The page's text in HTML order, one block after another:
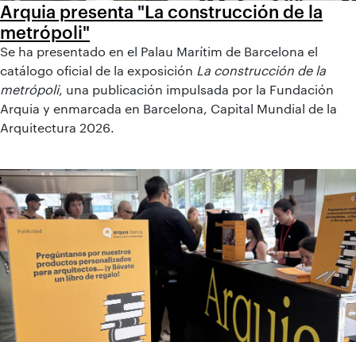
Arquia presenta "La construcción de la
metrópoli"
Se ha presentado en el Palau Marítim de Barcelona el
catálogo oficial de la exposición La construcción de la
metrópoli, una publicación impulsada por la Fundación
Arquia y enmarcada en Barcelona, Capital Mundial de la
Arquitectura 2026.